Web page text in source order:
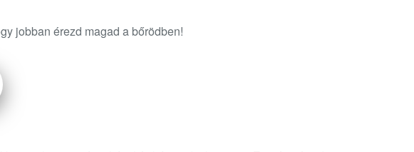
jobban érezd magad a bőrödben!